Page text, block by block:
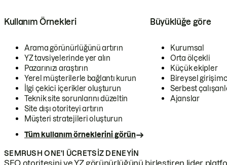
Kullanım Örnekleri
Arama görünürlüğünü artırın
YZ tavsiyelerinde yer alın
Pazarınızı araştırın
Yerel müşterilerle bağlantı kurun
İlgi çekici içerikler oluşturun
Teknik site sorunlarını düzeltin
Site dışı otoriteyi artırın
Müşteri stratejileri oluşturun
Tüm kullanım örneklerini görün
Büyüklüğe göre
Kurumsal
Orta ölçekli
Küçük ekipler
Bireysel
Serbest
Ajanslar
SEMRUSH ONE'I ÜCRETSIZ DENEYIN
SEO otoritesini ve YZ görünürlüğünü birleştiren lider